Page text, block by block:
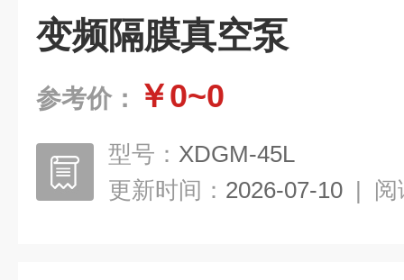
变频隔膜真空泵
参考价： ￥0~0
型号： XDGM-45L
更新时间： 2026-07-10 | 阅